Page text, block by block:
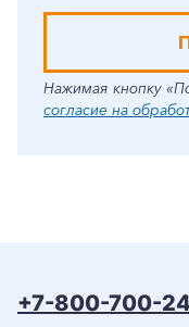
Нажимая кнопку
согласие на
+7-800-700-